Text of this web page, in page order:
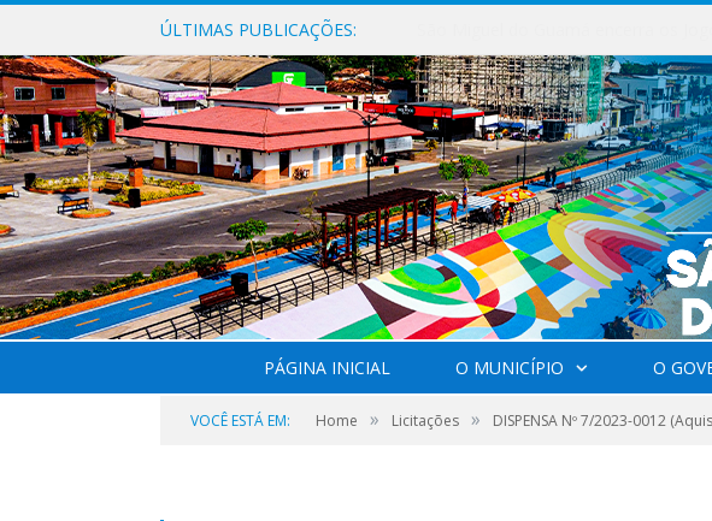
ÚLTIMAS PUBLICAÇÕES:
PÁGINA INICIAL O MUNICÍPIO O
VOCÊ ESTÁ EM: Home » Licitações » DISPENSA Nº 7/2023-0012